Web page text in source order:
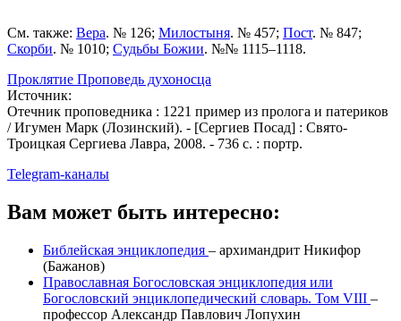
См. также: Вера. № 126; Милостыня. № 457; Пост. № 847;
Скорби. № 1010; Судьбы Божии. №№ 1115–1118.
Проклятие Проповедь духоносца
Источник:
Отечник проповедника : 1221 пример из пролога и патериков
/ Игумен Марк (Лозинский). - [Сергиев Посад] : Свято-
Троицкая Сергиева Лавра, 2008. - 736 с. : портр.
Telegram-каналы
Вам может быть интересно:
Библейская энциклопедия – архимандрит Никифор
(Бажанов)
Православная Богословская энциклопедия или
Богословский энциклопедический словарь. Том VIII –
профессор Александр Павлович Лопухин